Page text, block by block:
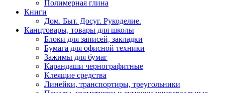
Полимерная глина
Книги
Дом. Быт. Досуг. Рукоделие.
Канцтовары, товары для школы
Блоки для записей, закладки
Бумага для офисной техники
Зажимы для бумаг
Карандаши чернографитные
Клеящие средства
Линейки, транспортиры, треугольники